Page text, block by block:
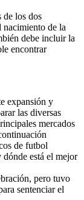
de los dos
nacimiento de la
debe incluir la
encontrar
expansión y
las diversas
mercados
de futbol
está el mejor
pero tuvo
sentenciar el